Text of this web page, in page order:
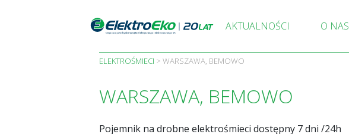
AKTUALNOŚCI O NAS
ELEKTROŚMIECI > WARSZAWA, BEMOWO
WARSZAWA, BEMOWO
Pojemnik na drobne elektrośmieci dostępny 7 dni /24h